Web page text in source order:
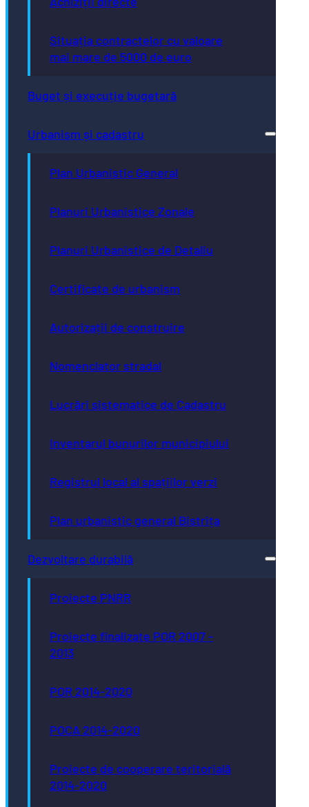
Situația contractelor cu valoare
mai mare de 5000 de euro
Buget și execuție bugetară
Urbanism și cadastru
Plan Urbanistic General
Planuri Urbanistice Zonale
Planuri Urbanistice de Detaliu
Certificate de urbanism
Autorizații de construire
Nomenclator stradal
Lucrări sistematice de Cadastru
Inventarul bunurilor municipiului
Registrul local al spațiilor verzi
Plan urbanistic general Bistrița
Dezvoltare durabilă
Proiecte PNRR
Proiecte finalizate POR 2007 -
2013
POR 2014-2020
POCA 2014-2020
Proiecte de cooperare teritorială
2014-2020